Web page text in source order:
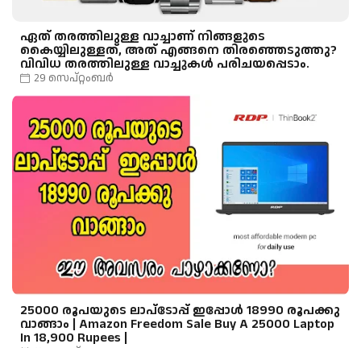
ഏത് തരത്തിലുള്ള വാച്ചാണ് നിങ്ങളുടെ
കൈയ്യിലുള്ളത്, അത് എങ്ങനെ തിരഞ്ഞെടുത്തു?
വിവിധ തരത്തിലുള്ള വാച്ചുകൾ പരിചയപ്പെടാം.
29 സെപ്റ്റംബർ
25000 രൂപയുടെ ലാപ്ടോപ്പ് ഇപ്പോൾ 18990 രൂപക്കു
വാങ്ങാം | Amazon Freedom Sale Buy A 25000 Laptop
In 18,900 Rupees |